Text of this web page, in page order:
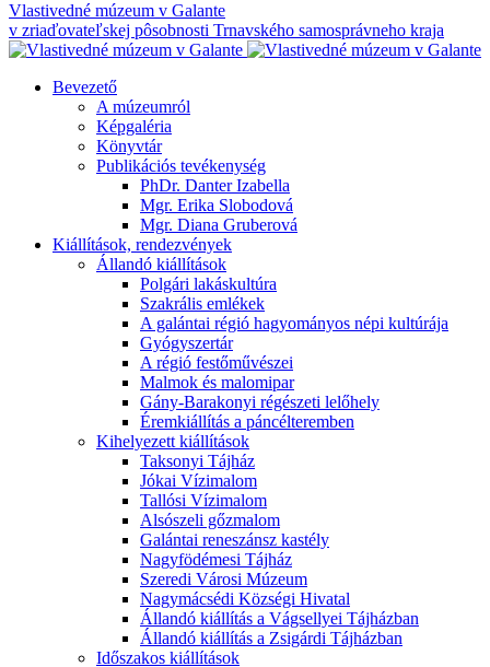
Vlastivedné múzeum v Galante
v zriaďovateľskej pôsobnosti Trnavského samosprávneho kraja
Bevezető
A múzeumról
Képgaléria
Könyvtár
Publikációs tevékenység
PhDr. Danter Izabella
Mgr. Erika Slobodová
Mgr. Diana Gruberová
Kiállítások, rendezvények
Állandó kiállítások
Polgári lakáskultúra
Szakrális emlékek
A galántai régió hagyományos népi kultúrája
Gyógyszertár
A régió festőművészei
Malmok és malomipar
Gány-Barakonyi régészeti lelőhely
Éremkiállítás a páncélteremben
Kihelyezett kiállítások
Taksonyi Tájház
Jókai Vízimalom
Tallósi Vízimalom
Alsószeli gőzmalom
Galántai reneszánsz kastély
Nagyfödémesi Tájház
Szeredi Városi Múzeum
Nagymácsédi Községi Hivatal
Állandó kiállítás a Vágsellyei Tájházban
Állandó kiállítás a Zsigárdi Tájházban
Időszakos kiállítások